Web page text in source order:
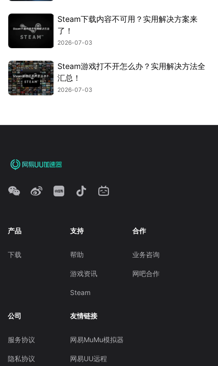
Steam下载内容不可用？实用解决方案来
了！
2026-07-03
Steam游戏打不开怎么办？实用解决方法全
汇总！
2026-07-03
产品
下载
支持
帮助
游戏资讯
Steam
合作
业务咨询
网吧合作
公司
服务协议
隐私协议
友情链接
网易MuMu模拟器
网易UU远程